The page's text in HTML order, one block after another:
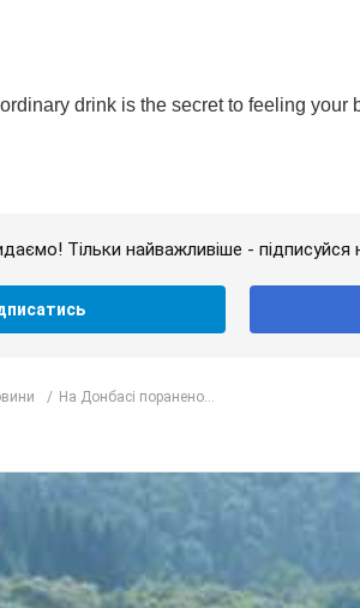
Тільки найважливіше -
На Донбасі поранено...